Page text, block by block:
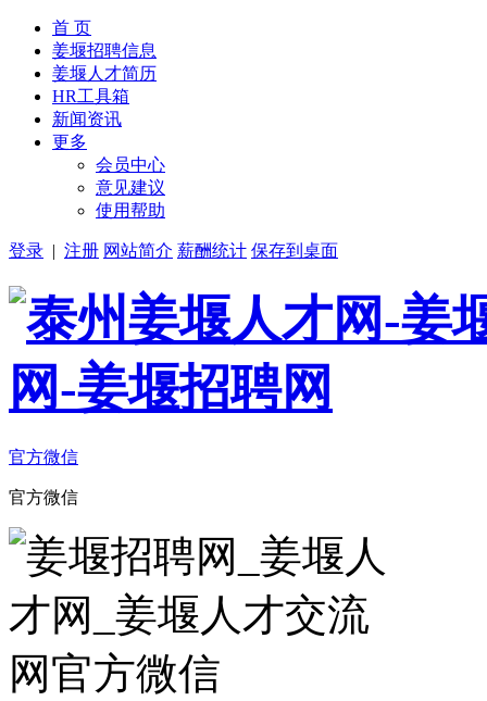
首 页
姜堰招聘信息
姜堰人才简历
HR工具箱
新闻资讯
更多
会员中心
意见建议
使用帮助
登录 | 注册 网站简介 薪酬统计 保存到桌面
官方微信
官方微信